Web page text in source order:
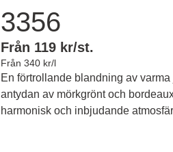
3356
Från 119 kr/st.
Från 340 kr/l
En förtrollande blandning av
antydan av mörkgrönt och
harmonisk och inbjudande